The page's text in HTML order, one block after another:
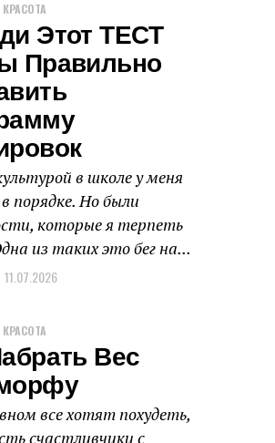
Этот ТЕСТ
Правильно
в школе у меня
порядке. Но были
которые я терпеть
из таких это бег на...
11.07.2026
Вес
все хотят похудеть,
счастливчики с